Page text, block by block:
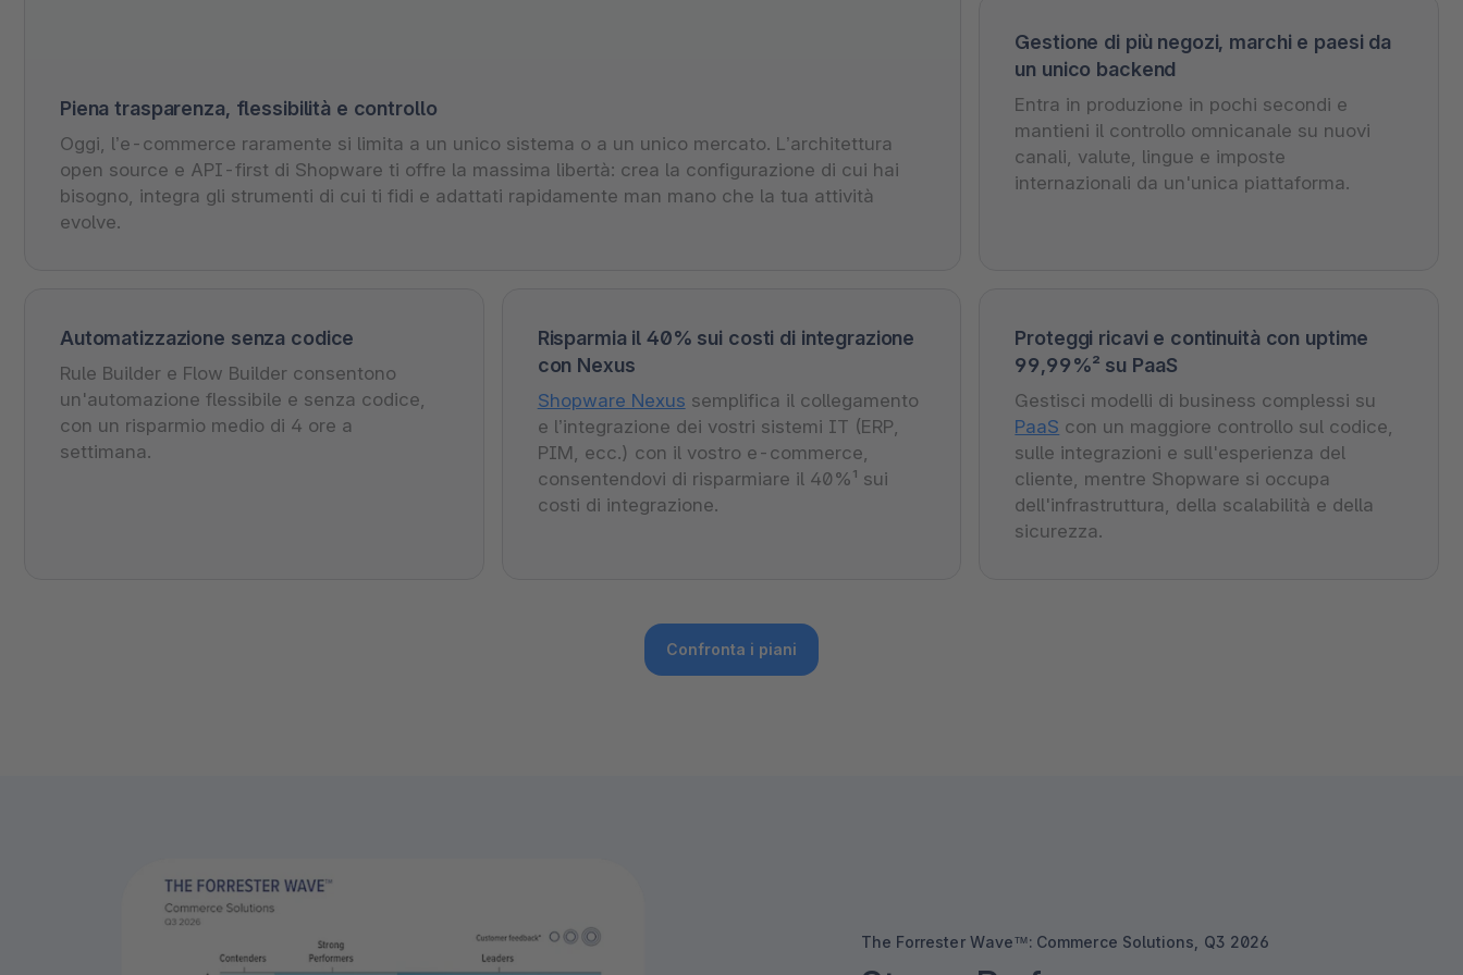
Piena trasparenza, flessibilità e controllo
Oggi, l’e-commerce raramente si limita a un unico sistema o a un unico mercato. L’architettura
open source e API-first di Shopware ti offre la massima libertà: crea la configurazione di cui hai
bisogno, integra gli strumenti di cui ti fidi e adattati rapidamente man mano che la tua attività
evolve.
Gestione di più negozi, marchi e paesi da
un unico backend
Entra in produzione in pochi secondi e
mantieni il controllo omnicanale su nuovi
canali, valute, lingue e imposte
internazionali da un'unica piattaforma.
Automatizzazione senza codice
Rule Builder e Flow Builder consentono
un'automazione flessibile e senza codice,
con un risparmio medio di 4 ore a
settimana.
Risparmia il 40% sui costi di integrazione
con Nexus
Shopware Nexus semplifica il collegamento
e l’integrazione dei vostri sistemi IT (ERP,
PIM, ecc.) con il vostro e-commerce,
consentendovi di risparmiare il 40%¹ sui
costi di integrazione.
Proteggi ricavi e continuità con uptime
99,99%² su PaaS
Gestisci modelli di business complessi su
PaaS con un maggiore controllo sul codice,
sulle integrazioni e sull'esperienza del
cliente, mentre Shopware si occupa
dell'infrastruttura, della scalabilità e della
sicurezza.
Confronta i piani
The Forrester Wave™: Commerce Solutions, Q3 2026